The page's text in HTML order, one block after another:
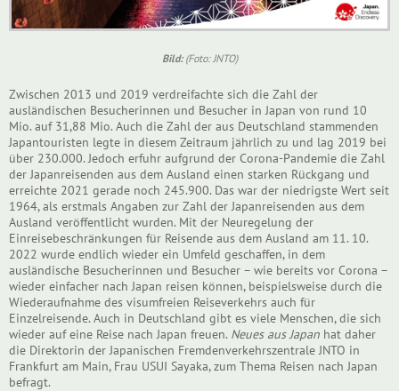
Bild:(Foto: JNTO)
Zwischen 2013 und 2019 verdreifachte sich die Zahl der
ausländischen Besucherinnen und Besucher in Japan von rund 10
Mio. auf 31,88 Mio. Auch die Zahl der aus Deutschland stammenden
Japantouristen legte in diesem Zeitraum jährlich zu und lag 2019 bei
über 230.000. Jedoch erfuhr aufgrund der Corona-Pandemie die Zahl
der Japanreisenden aus dem Ausland einen starken Rückgang und
erreichte 2021 gerade noch 245.900. Das war der niedrigste Wert seit
1964, als erstmals Angaben zur Zahl der Japanreisenden aus dem
Ausland veröffentlicht wurden. Mit der Neuregelung der
Einreisebeschränkungen für Reisende aus dem Ausland am 11. 10.
2022 wurde endlich wieder ein Umfeld geschaffen, in dem
ausländische Besucherinnen und Besucher – wie bereits vor Corona –
wieder einfacher nach Japan reisen können, beispielsweise durch die
Wiederaufnahme des visumfreien Reiseverkehrs auch für
Einzelreisende. Auch in Deutschland gibt es viele Menschen, die sich
wieder auf eine Reise nach Japan freuen. Neues aus Japan hat daher
die Direktorin der Japanischen Fremdenverkehrszentrale JNTO in
Frankfurt am Main, Frau USUI Sayaka, zum Thema Reisen nach Japan
befragt.